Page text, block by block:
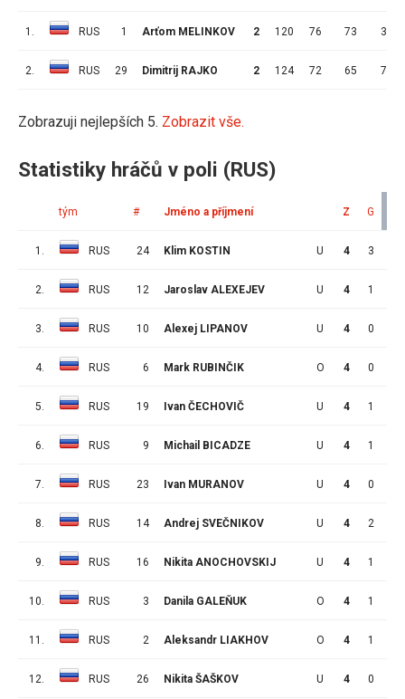
1. RUS 1 Arťom MELINKOV 2 120 76 73 3
2. RUS 29 Dimitrij RAJKO 2 124 72 65 7
Zobrazuji nejlepších 5. Zobrazit vše.
Statistiky hráčů v poli (RUS)
tým # Jméno a příjmení Z G
1. RUS 24 Klim KOSTIN U 4 3
2. RUS 12 Jaroslav ALEXEJEV U 4 1
3. RUS 10 Alexej LIPANOV U 4 0
4. RUS 6 Mark RUBINČIK O 4 0
5. RUS 19 Ivan ČECHOVIČ U 4 1
6. RUS 9 Michail BICADZE U 4 1
7. RUS 23 Ivan MURANOV U 4 0
8. RUS 14 Andrej SVEČNIKOV U 4 2
9. RUS 16 Nikita ANOCHOVSKIJ U 4 1
10. RUS 3 Danila GALEŇUK O 4 1
11. RUS 2 Aleksandr LIAKHOV O 4 1
12. RUS 26 Nikita ŠAŠKOV U 4 0